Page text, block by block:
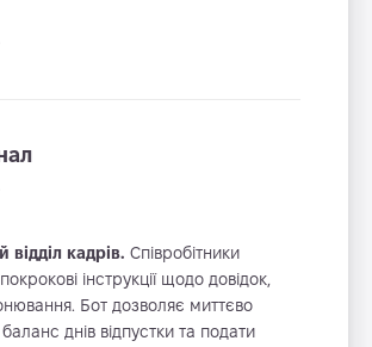
кадрів. Співробітники
інструкції щодо довідок,
Бот дозволяє миттєво
днів відпустки та подати